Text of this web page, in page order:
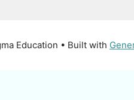
Education • Built with